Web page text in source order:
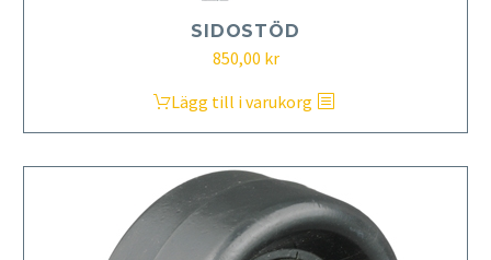
SIDOSTÖD
850,00 kr
Lägg till i varukorg